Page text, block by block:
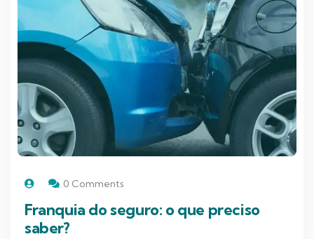
0 Comments
Franquia do seguro: o que preciso
saber?